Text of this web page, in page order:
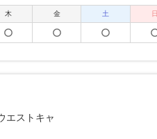
木 金 土 日